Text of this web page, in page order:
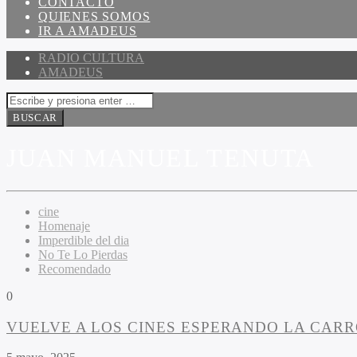
QUIENES SOMOS
IR A AMADEUS
RADIO CULTURA
AMADEUS
cine
Homenaje
Imperdible del dia
No Te Lo Pierdas
Recomendado
0
VUELVE A LOS CINES ESPERANDO LA